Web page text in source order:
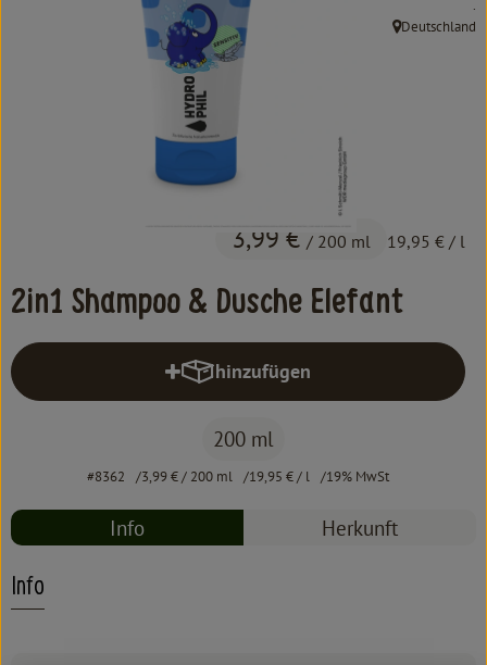
Kochen & Backen
2in1 Shampoo & Dusche Elefant
3,99 € / 200 ml 19,95 € / l
.
, Herkunft:
Deutschland
hinzufügen
Produkt zum Warenkorb
200 ml
#8362 3,99 €/ 200 ml 19,95 €/ l 19% MwSt
Info Herkunft
Info